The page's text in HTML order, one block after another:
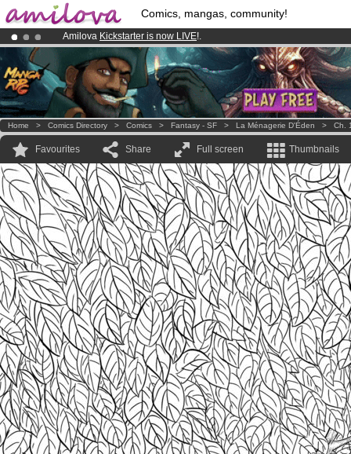
Comics, mangas, community!
Amilova Kickstarter is now LIVE!.
Already 100000membersand 1000comics & mangas!.
Premium membership from3.95 euros per month !Get membership
Home > Comics Directory > Comics > Fantasy - SF > La Ménagerie D'Éden > Ch.
Favourites Share Full screen Thumbnails